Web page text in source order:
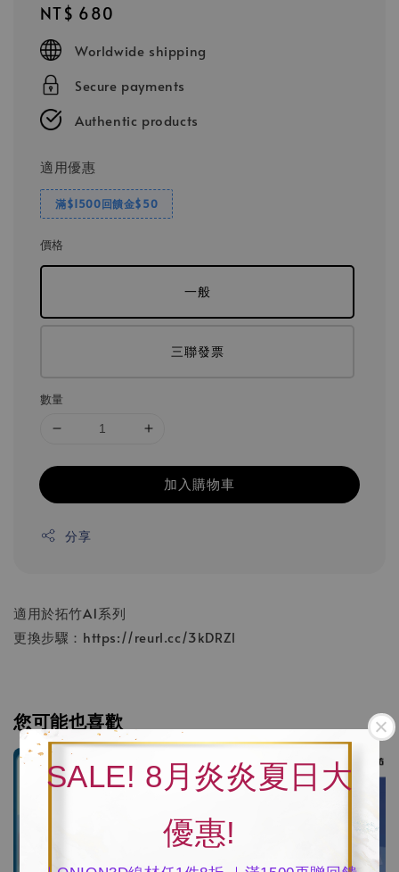
SALE! 8月炎炎夏日大
優惠!
Regular
price
NT$ 680
Worldwide shipping
Secure payments
Authentic products
適用優惠
滿$1500回饋金$50
價格
一般
三聯發票
數量
加入購物車
分享
適用於拓竹A1系列
更換步驟：https://reurl.cc/3kDRZl
您可能也喜歡